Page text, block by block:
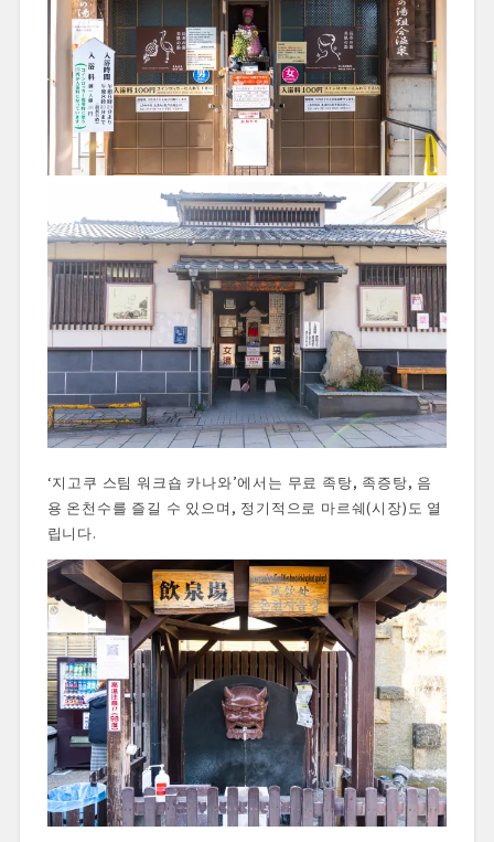
‘지고쿠 스팀 워크숍 카나와’에서는 무료 족탕, 족증탕, 음
용 온천수를 즐길 수 있으며, 정기적으로 마르쉐(시장)도 열
립니다.